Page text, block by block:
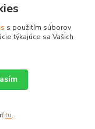
s použitím súborov
týkajúce sa Vašich
tu.